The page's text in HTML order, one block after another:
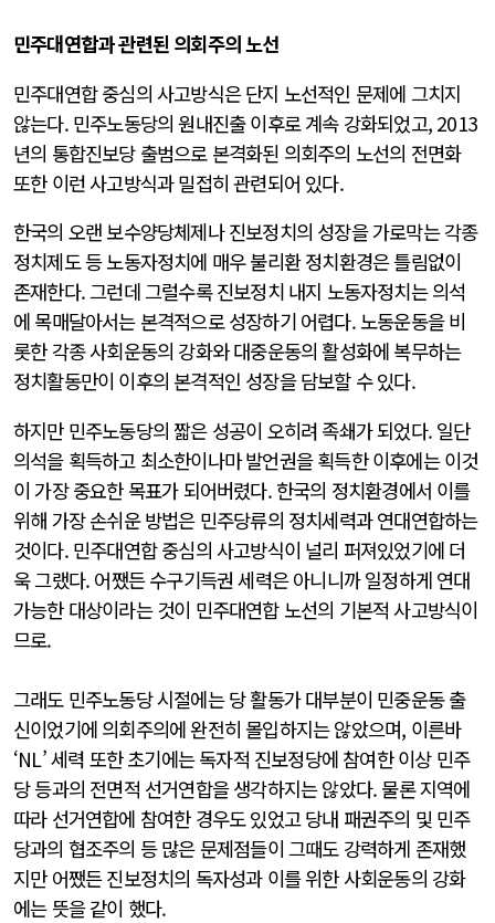
민주대연합과 관련된 의회주의 노선
민주대연합 중심의 사고방식은 단지 노선적인 문제에 그치지
않는다. 민주노동당의 원내진출 이후로 계속 강화되었고, 2013
년의 통합진보당 출범으로 본격화된 의회주의 노선의 전면화
또한 이런 사고방식과 밀접히 관련되어 있다.
한국의 오랜 보수양당체제나 진보정치의 성장을 가로막는 각종
정치제도 등 노동자정치에 매우 불리환 정치환경은 틀림없이
존재한다. 그런데 그럴수록 진보정치 내지 노동자정치는 의석
에 목매달아서는 본격적으로 성장하기 어렵다. 노동운동을 비
롯한 각종 사회운동의 강화와 대중운동의 활성화에 복무하는
정치활동만이 이후의 본격적인 성장을 담보할 수 있다.
하지만 민주노동당의 짧은 성공이 오히려 족쇄가 되었다. 일단
의석을 획득하고 최소한이나마 발언권을 획득한 이후에는 이것
이 가장 중요한 목표가 되어버렸다. 한국의 정치환경에서 이를
위해 가장 손쉬운 방법은 민주당류의 정치세력과 연대연합하는
것이다. 민주대연합 중심의 사고방식이 널리 퍼져있었기에 더
욱 그랬다. 어쨌든 수구기득권 세력은 아니니까 일정하게 연대
가능한 대상이라는 것이 민주대연합 노선의 기본적 사고방식이
므로.
그래도 민주노동당 시절에는 당 활동가 대부분이 민중운동 출
신이었기에 의회주의에 완전히 몰입하지는 않았으며, 이른바
‘NL’ 세력 또한 초기에는 독자적 진보정당에 참여한 이상 민주
당 등과의 전면적 선거연합을 생각하지는 않았다. 물론 지역에
따라 선거연합에 참여한 경우도 있었고 당내 패권주의 및 민주
당과의 협조주의 등 많은 문제점들이 그때도 강력하게 존재했
지만 어쨌든 진보정치의 독자성과 이를 위한 사회운동의 강화
에는 뜻을 같이 했다.